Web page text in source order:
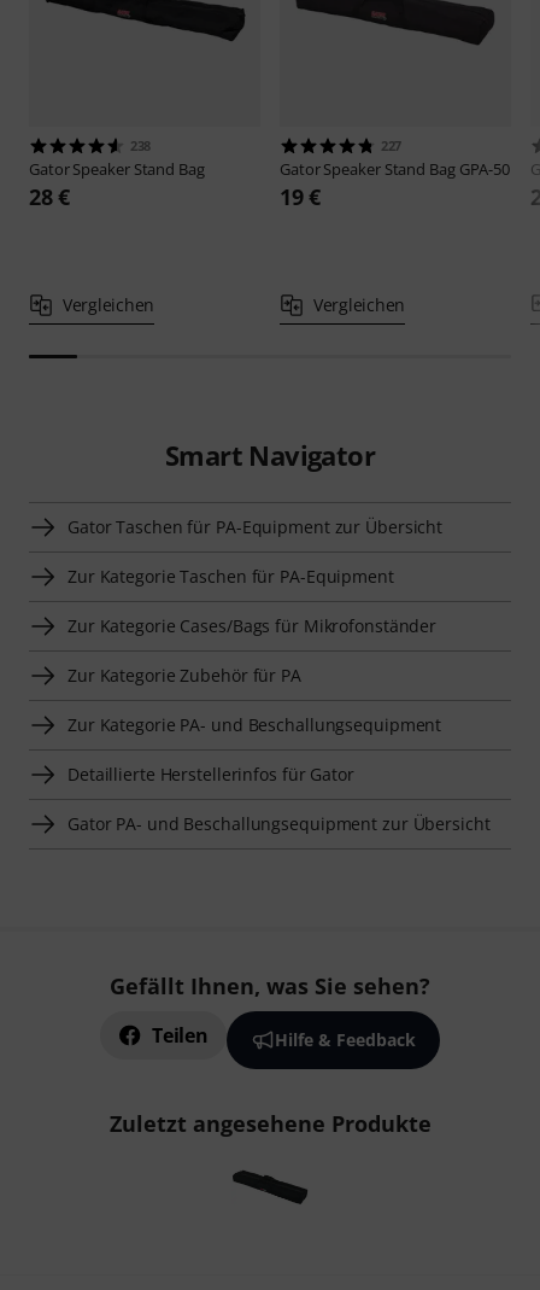
238
GatorSpeaker Stand Bag
28 €
Vergleichen
227
GatorSpeaker Stand Bag GPA-50
19 €
Vergleichen
Smart Navigator
Gator Taschen für PA-Equipment zur Übersicht
Zur Kategorie Taschen für PA-Equipment
Zur Kategorie Cases/Bags für Mikrofonständer
Zur Kategorie Zubehör für PA
Zur Kategorie PA- und Beschallungsequipment
Detaillierte Herstellerinfos für Gator
Gator PA- und Beschallungsequipment zur Übersicht
Gefällt Ihnen, was Sie sehen?
Teilen Hilfe & Feedback
Zuletzt angesehene Produkte